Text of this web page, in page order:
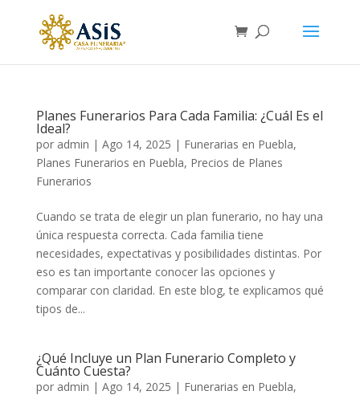
Planes Funerarios Para Cada Familia: ¿Cuál Es el
Ideal?
por admin | Ago 14, 2025 | Funerarias en Puebla,
Planes Funerarios en Puebla, Precios de Planes
Funerarios
Cuando se trata de elegir un plan funerario, no hay una
única respuesta correcta. Cada familia tiene
necesidades, expectativas y posibilidades distintas. Por
eso es tan importante conocer las opciones y
comparar con claridad. En este blog, te explicamos qué
tipos de...
¿Qué Incluye un Plan Funerario Completo y
Cuánto Cuesta?
por admin | Ago 14, 2025 | Funerarias en Puebla,